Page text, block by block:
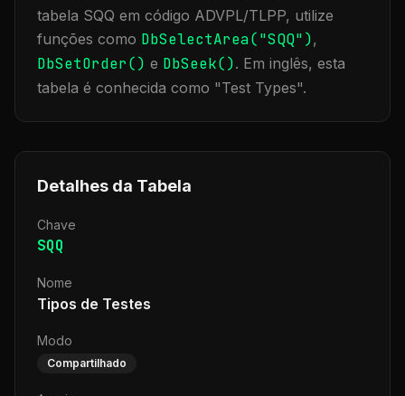
tabela SQQ em código ADVPL/TLPP, utilize
funções como DbSelectArea("SQQ"),
DbSetOrder() e DbSeek(). Em inglês, esta
tabela é conhecida como "Test Types".
Detalhes da Tabela
Chave
SQQ
Nome
Tipos de Testes
Modo
Compartilhado